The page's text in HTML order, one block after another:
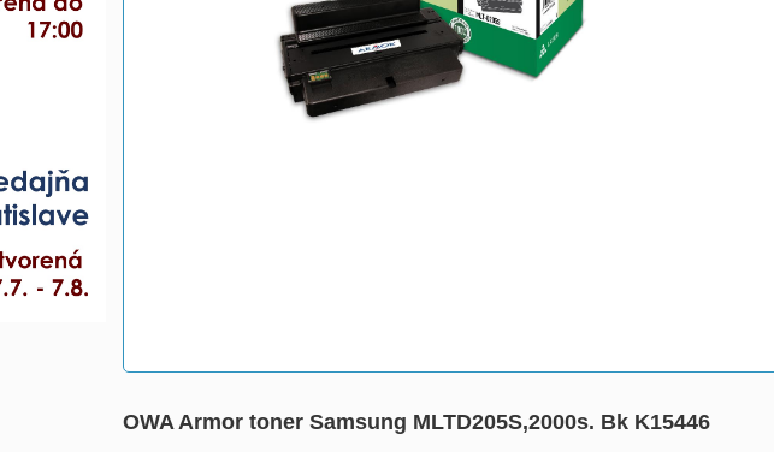
OWA Armor toner Samsung MLTD205S,2000s. Bk K15446